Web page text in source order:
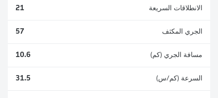
الانطلاقات السريعة 21
الجري المكثف 57
مسافة الجري (كم) 10.6
السرعة (كم/س) 31.5